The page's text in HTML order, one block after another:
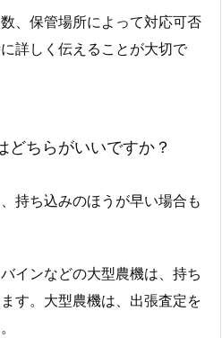
、保管場所によって対応可否
詳しく伝えることが大切で
どちらがいいですか？
持ち込みのほうが早い場合も
インなどの大型農機は、持ち
す。大型農機は、出張査定を